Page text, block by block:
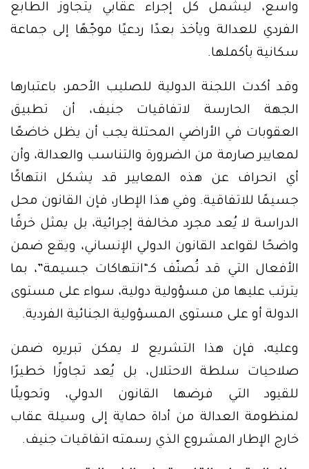
واسع، ليشمل كل إجراء عقابي يتجاوز الطابع
الفردي للعدالة ويأخذ بعدًا ردعيًا موجّهًا إلى جماعة
سكانية بأكملها.
وقد أكدت اللجنة الدولية للصليب الأحمر، باعتبارها
الجهة الحارسة لاتفاقيات جنيف، أن تطبيق
العقوبات في الأراضي المحتلة يجب أن يظل خاضعًا
لمعايير صارمة من الضرورة والتناسب والعدالة، وأن
أي انحراف عن هذه المعايير قد يشكل انتهاكًا
جسيمًا للاتفاقية. وفي هذا الإطار، فإن القانون محل
الدراسة لا يُعد مجرد مخالفة إجرائية، بل يمثل خرقًا
واضحًا لقواعد القانون الدولي الإنساني، ويقع ضمن
الأفعال التي قد تُصنّف كـ“انتهاكات جسيمة”، بما
يترتب عليها من مسؤولية دولية، سواء على مستوى
الدولة أو على مستوى المسؤولية الجنائية الفردية.
وعليه، فإن هذا التشريع لا يمكن تبريره ضمن
صلاحيات سلطة الاحتلال، بل يُعد تجاوزًا خطيرًا
للقيود التي فرضها القانون الدولي، وتحويلًا
لمنظومة العدالة من أداة حماية إلى وسيلة عقاب
خارج الإطار المشروع الذي رسمته اتفاقيات جنيف.